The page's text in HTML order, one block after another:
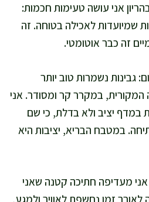
אני עושה טעימות חכמות:
שמיועדות לאכילה בטוחה. זה
זה כבר אוטומטי.
גבינות נשמרות טוב יותר
במקרר קר ומסודר. אני
במדף יציב ולא בדלת, כי שם
במטבח הבריא, יציבות היא
אני מעדיפה חתיכה קטנה שאני
זמן נחשפת לאוויר ולמגע,